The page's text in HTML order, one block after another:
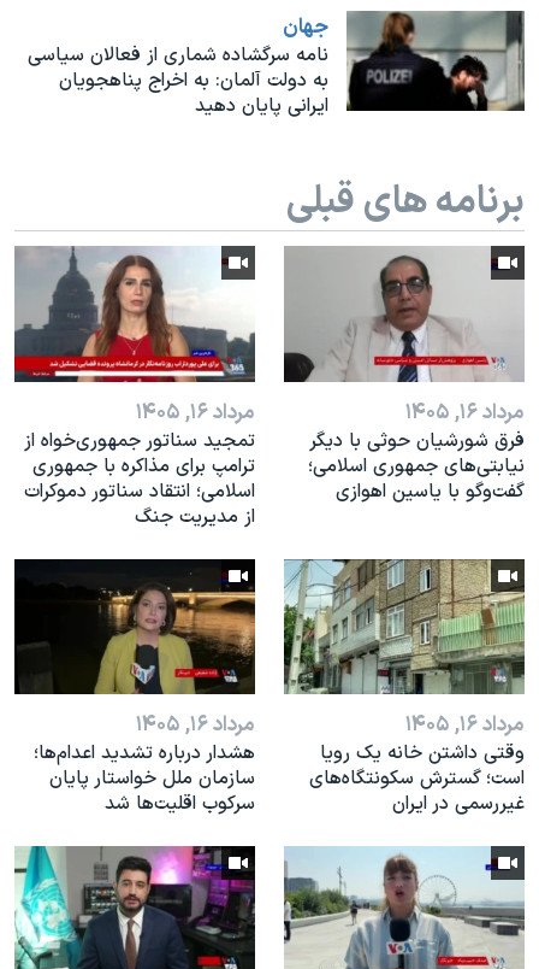
نرگس محمدی برنده جایزه نوبل صلح
همایش محافظه‌کاران آمریکا «سی‌پک»
سفر پرزیدنت ترامپ به چین
جهان
نامه سرگشاده شماری از فعالان سیاسی
به دولت آلمان: به اخراج پناهجویان
ایرانی پایان دهید
برنامه های قبلی
مرداد ۱۶, ۱۴۰۵
فرق شورشیان حوثی با دیگر
نیابتی‌های جمهوری اسلامی؛
گفت‌وگو با یاسین اهوازی
مرداد ۱۶, ۱۴۰۵
تمجید سناتور جمهوری‌خواه از
ترامپ برای مذاکره با جمهوری
اسلامی؛ انتقاد سناتور دموکرات
از مدیریت جنگ
مرداد ۱۶, ۱۴۰۵
وقتی داشتن خانه یک رویا
است؛ گسترش سکونتگاه‌های
غیررسمی در ایران
مرداد ۱۶, ۱۴۰۵
هشدار درباره تشدید اعدام‌ها؛
سازمان ملل خواستار پایان
سرکوب اقلیت‌ها شد